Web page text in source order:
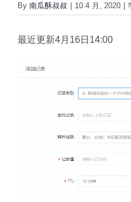
By 南瓜酥叔叔 | 10 4 月, 2020 |
最近更新4月16日14:00